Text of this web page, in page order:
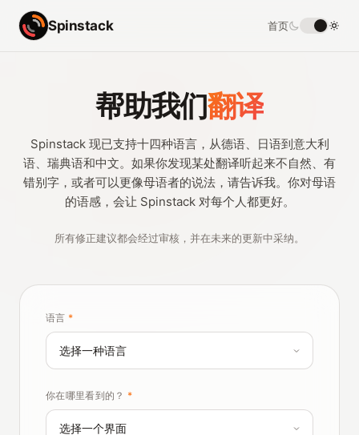
Spinstack 首页
帮助我们翻译
Spinstack 现已支持十四种语言，从德语、日语到意大利
语、瑞典语和中文。如果你发现某处翻译听起来不自然、有
错别字，或者可以更像母语者的说法，请告诉我。你对母语
的语感，会让 Spinstack 对每个人都更好。
所有修正建议都会经过审核，并在未来的更新中采纳。
语言 *
你在哪里看到的？ *